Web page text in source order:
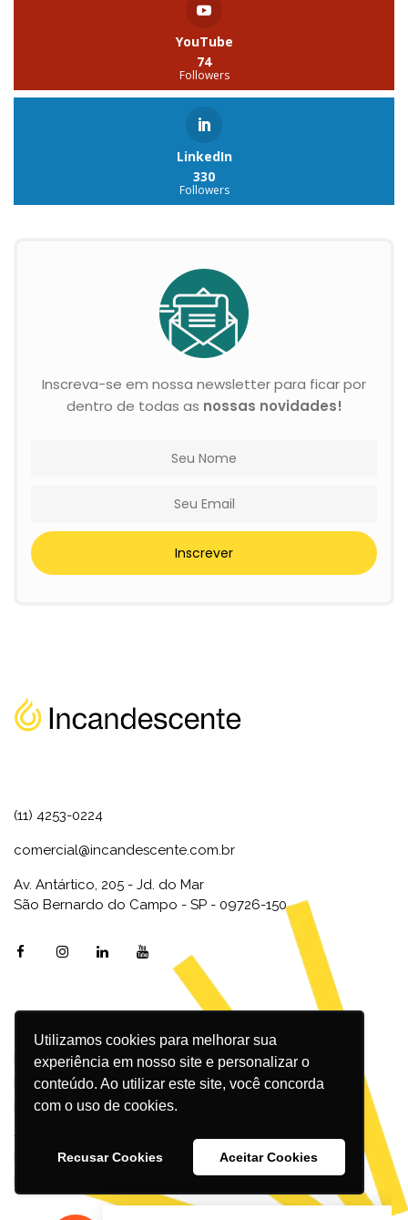
Utilizamos cookies para melhorar sua
experiência em nosso site e personalizar o
conteúdo. Ao utilizar este site, você concorda
com o uso de cookies.
Recusar Cookies Aceitar Cookies
YouTube
74
Followers
LinkedIn
330
Followers
Inscreva-se em nossa newsletter para ficar por
dentro de todas as nossas novidades!
Inscrever
(11) 4253-0224
comercial@incandescente.com.br
Av. Antártico, 205 - Jd. do Mar
São Bernardo do Campo - SP - 09726-150
Marketing Digital
Inbound Marketing
Redes Sociais
SEO
Design
Podcast